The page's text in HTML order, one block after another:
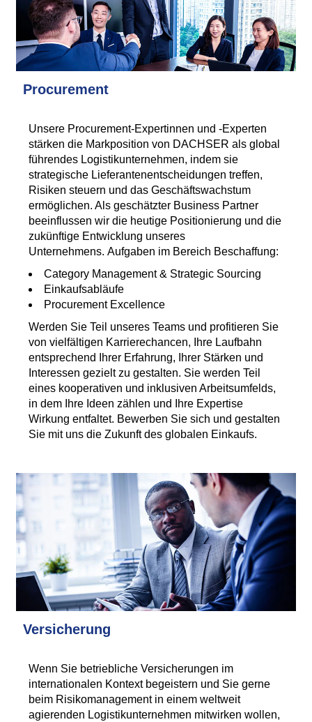
Procurement
Unsere Procurement-Expertinnen und -Experten
stärken die Markposition von DACHSER als global
führendes Logistikunternehmen, indem sie
strategische Lieferantenentscheidungen treffen,
Risiken steuern und das Geschäftswachstum
ermöglichen. Als geschätzter Business Partner
beeinflussen wir die heutige Positionierung und die
zukünftige Entwicklung unseres
Unternehmens. Aufgaben im Bereich Beschaffung:
Category Management & Strategic Sourcing
Einkaufsabläufe
Procurement Excellence
Werden Sie Teil unseres Teams und profitieren Sie
von vielfältigen Karrierechancen, Ihre Laufbahn
entsprechend Ihrer Erfahrung, Ihrer Stärken und
Interessen gezielt zu gestalten. Sie werden Teil
eines kooperativen und inklusiven Arbeitsumfelds,
in dem Ihre Ideen zählen und Ihre Expertise
Wirkung entfaltet. Bewerben Sie sich und gestalten
Sie mit uns die Zukunft des globalen Einkaufs.
Versicherung
Wenn Sie betriebliche Versicherungen im
internationalen Kontext begeistern und Sie gerne
beim Risikomanagement in einem weltweit
agierenden Logistikunternehmen mitwirken wollen,